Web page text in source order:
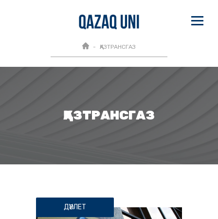
ҚАЗТРАНСГАЗ
ҚАЗТРАНСГАЗ
ДӘУЛЕТ